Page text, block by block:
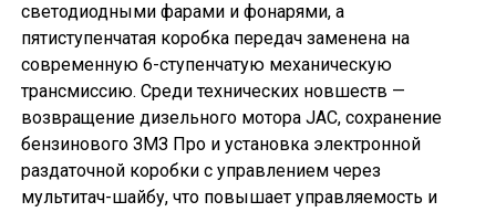
светодиодными фарами и фонарями, а
пятиступенчатая коробка передач заменена на
современную 6-ступенчатую механическую
трансмиссию. Среди технических новшеств —
возвращение дизельного мотора JAC, сохранение
бензинового ЗМЗ Про и установка электронной
раздаточной коробки с управлением через
мультитач-шайбу, что повышает управляемость и